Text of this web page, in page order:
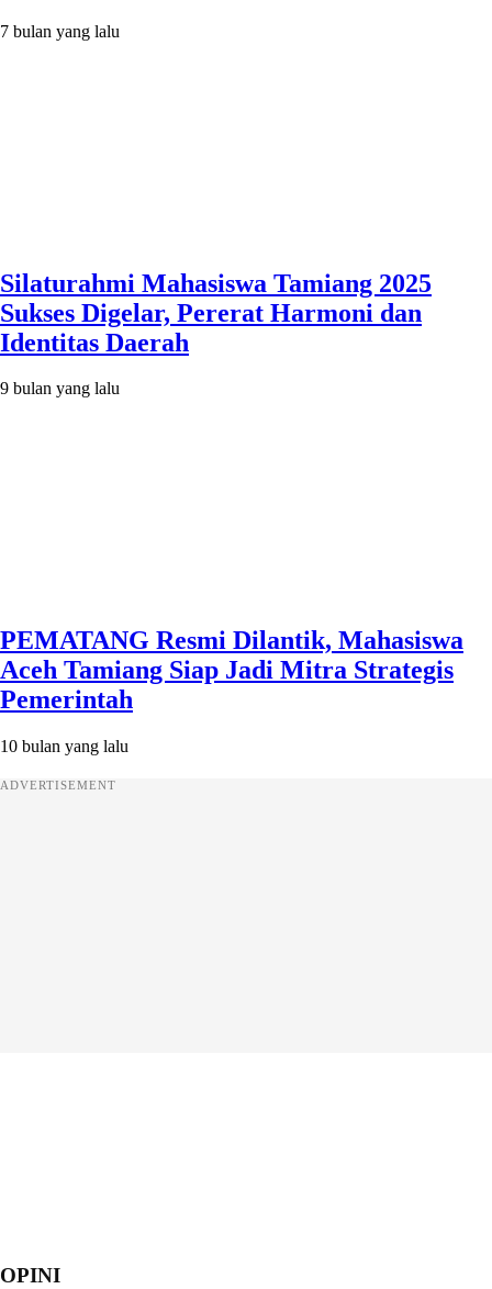
7 bulan yang lalu
Silaturahmi Mahasiswa Tamiang 2025
Sukses Digelar, Pererat Harmoni dan
Identitas Daerah
9 bulan yang lalu
PEMATANG Resmi Dilantik, Mahasiswa
Aceh Tamiang Siap Jadi Mitra Strategis
Pemerintah
10 bulan yang lalu
ADVERTISEMENT
OPINI